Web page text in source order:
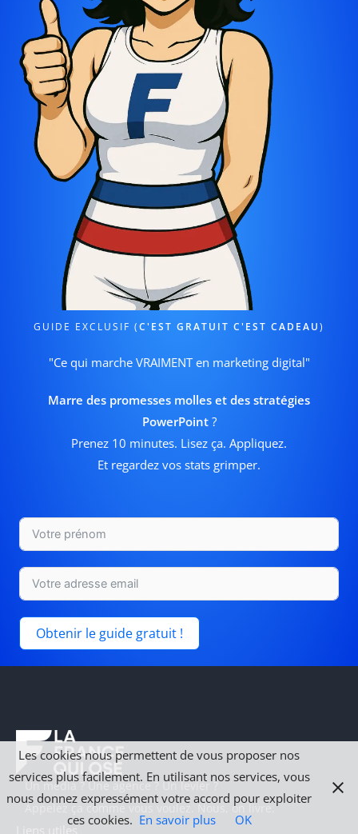
GUIDE EXCLUSIF (C'EST GRATUIT C'EST CADEAU)
"Ce qui marche VRAIMENT en marketing digital"
Marre des promesses molles et des stratégies
PowerPoint?
Prenez 10 minutes. Lisez ça. Appliquez.
Et regardez vos stats grimper.
Obtenir le guide gratuit !
Un média ? Une agence ? Un levier ?
Appelez ça comme vous voulez. Nous, on livre.
Les cookies nous permettent de vous proposer nos
services plus facilement. En utilisant nos services, vous
nous donnez expressément votre accord pour exploiter
ces cookies. En savoir plus OK